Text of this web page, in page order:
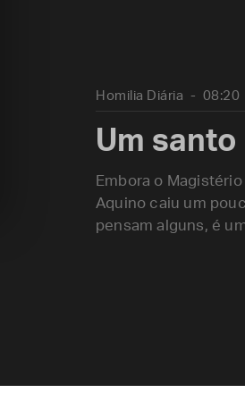
Homilia Diária 08:20
Um
Embora o
Aquino caiu um
pensam alguns, é